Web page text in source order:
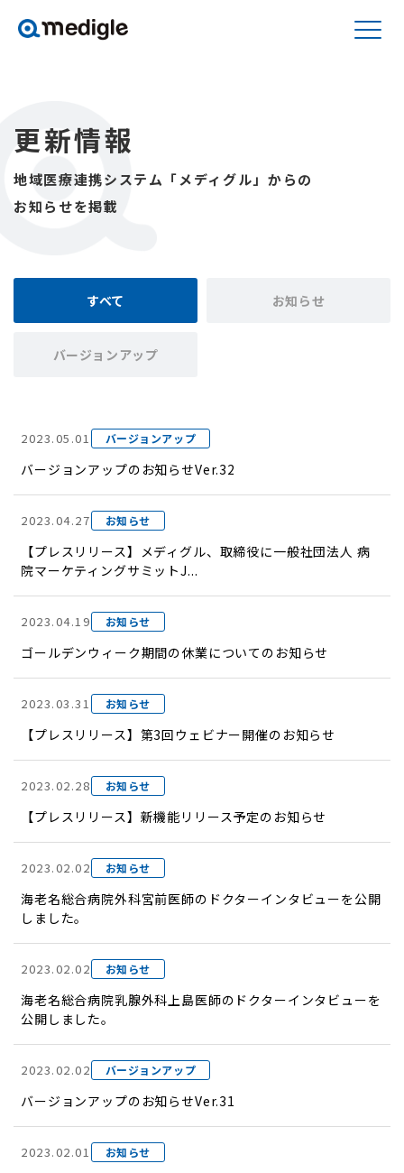
更新情報
地域医療連携システム「メディグル」からの
お知らせを掲載
すべて お知らせ
バージョンアップ
2023.05.01 バージョンアップ
バージョンアップのお知らせVer.32
2023.04.27 お知らせ
【プレスリリース】メディグル、取締役に一般社団法人 病
院マーケティングサミットJ...
2023.04.19 お知らせ
ゴールデンウィーク期間の休業についてのお知らせ
2023.03.31 お知らせ
【プレスリリース】第3回ウェビナー開催のお知らせ
2023.02.28 お知らせ
【プレスリリース】新機能リリース予定のお知らせ
2023.02.02 お知らせ
海老名総合病院外科宮前医師のドクターインタビューを公開
しました。
2023.02.02 お知らせ
海老名総合病院乳腺外科上島医師のドクターインタビューを
公開しました。
2023.02.02 バージョンアップ
バージョンアップのお知らせVer.31
2023.02.01 お知らせ